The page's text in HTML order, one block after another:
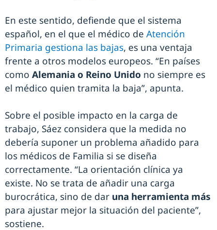
En este sentido, defiende que el sistema
español, en el que el médico de Atención
Primaria gestiona las bajas, es una ventaja
frente a otros modelos europeos. “En países
como Alemania o Reino Unido no siempre es
el médico quien tramita la baja”, apunta.
Sobre el posible impacto en la carga de
trabajo, Sáez considera que la medida no
debería suponer un problema añadido para
los médicos de Familia si se diseña
correctamente. “La orientación clínica ya
existe. No se trata de añadir una carga
burocrática, sino de dar una herramienta más
para ajustar mejor la situación del paciente”,
sostiene.